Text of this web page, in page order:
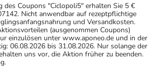
des Coupons "Ciclopoli5" erhalten Sie 5 €
Nicht anwendbar auf rezeptpflichtige
und Versandkosten.
(ausgenommen Coupons)
einzulösen unter www.aponeo.de und in der
06.08.2026 bis 31.08.2026. Nur solange der
uns vor, die Aktion früher zu beenden.